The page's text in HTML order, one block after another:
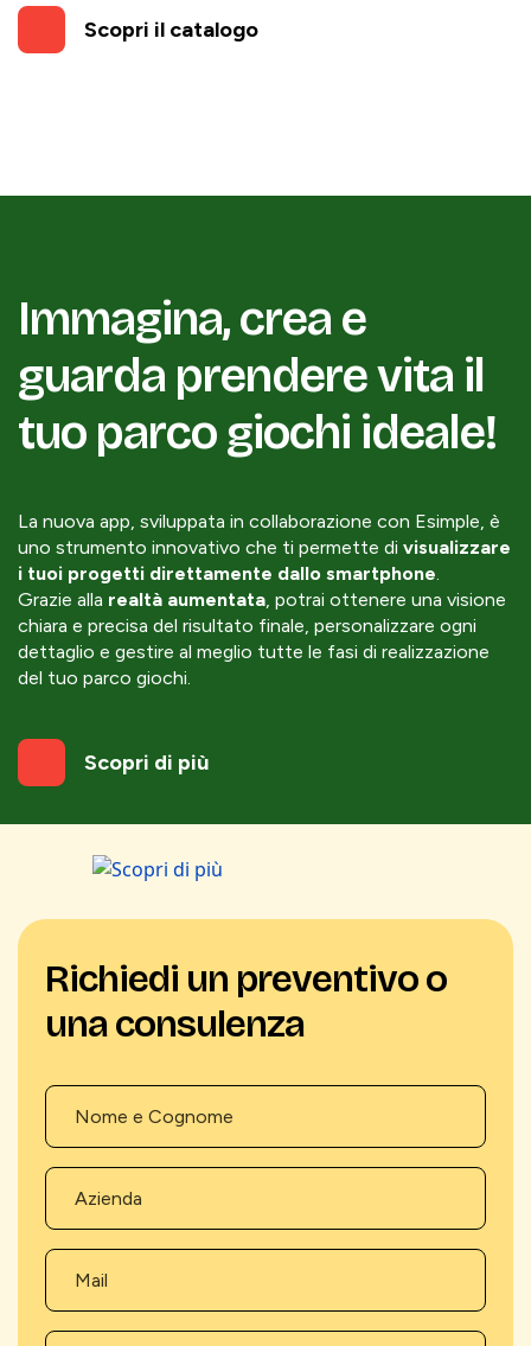
Scopri il catalogo
Immagina, crea e
guarda prendere vita il
tuo parco giochi ideale!
La nuova app, sviluppata in collaborazione con Esimple, è
uno strumento innovativo che ti permette di visualizzare
i tuoi progetti direttamente dallo smartphone.
Grazie alla realtà aumentata, potrai ottenere una visione
chiara e precisa del risultato finale, personalizzare ogni
dettaglio e gestire al meglio tutte le fasi di realizzazione
del tuo parco giochi.
Scopri di più
Richiedi un preventivo o
una consulenza